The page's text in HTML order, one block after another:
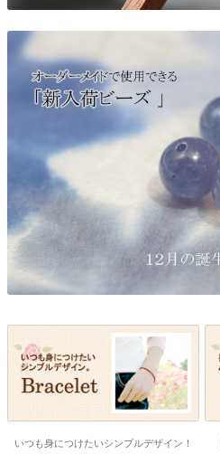
いつも身につけたいシンプルデザイン！